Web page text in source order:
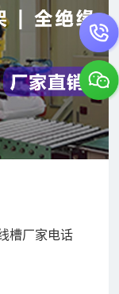
槽厂家电话